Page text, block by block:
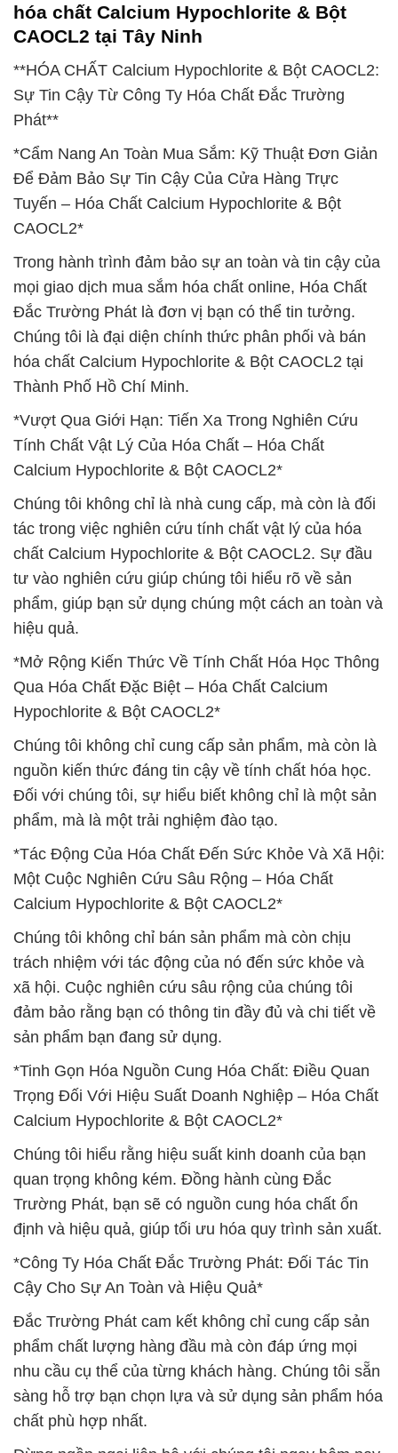
hóa chất Calcium Hypochlorite & Bột
CAOCL2 tại Tây Ninh
**HÓA CHẤT Calcium Hypochlorite & Bột CAOCL2:
Sự Tin Cậy Từ Công Ty Hóa Chất Đắc Trường
Phát**
*Cẩm Nang An Toàn Mua Sắm: Kỹ Thuật Đơn Giản
Để Đảm Bảo Sự Tin Cậy Của Cửa Hàng Trực
Tuyến – Hóa Chất Calcium Hypochlorite & Bột
CAOCL2*
Trong hành trình đảm bảo sự an toàn và tin cậy của
mọi giao dịch mua sắm hóa chất online, Hóa Chất
Đắc Trường Phát là đơn vị bạn có thể tin tưởng.
Chúng tôi là đại diện chính thức phân phối và bán
hóa chất Calcium Hypochlorite & Bột CAOCL2 tại
Thành Phố Hồ Chí Minh.
*Vượt Qua Giới Hạn: Tiến Xa Trong Nghiên Cứu
Tính Chất Vật Lý Của Hóa Chất – Hóa Chất
Calcium Hypochlorite & Bột CAOCL2*
Chúng tôi không chỉ là nhà cung cấp, mà còn là đối
tác trong việc nghiên cứu tính chất vật lý của hóa
chất Calcium Hypochlorite & Bột CAOCL2. Sự đầu
tư vào nghiên cứu giúp chúng tôi hiểu rõ về sản
phẩm, giúp bạn sử dụng chúng một cách an toàn và
hiệu quả.
*Mở Rộng Kiến Thức Về Tính Chất Hóa Học Thông
Qua Hóa Chất Đặc Biệt – Hóa Chất Calcium
Hypochlorite & Bột CAOCL2*
Chúng tôi không chỉ cung cấp sản phẩm, mà còn là
nguồn kiến thức đáng tin cậy về tính chất hóa học.
Đối với chúng tôi, sự hiểu biết không chỉ là một sản
phẩm, mà là một trải nghiệm đào tạo.
*Tác Động Của Hóa Chất Đến Sức Khỏe Và Xã Hội:
Một Cuộc Nghiên Cứu Sâu Rộng – Hóa Chất
Calcium Hypochlorite & Bột CAOCL2*
Chúng tôi không chỉ bán sản phẩm mà còn chịu
trách nhiệm với tác động của nó đến sức khỏe và
xã hội. Cuộc nghiên cứu sâu rộng của chúng tôi
đảm bảo rằng bạn có thông tin đầy đủ và chi tiết về
sản phẩm bạn đang sử dụng.
*Tinh Gọn Hóa Nguồn Cung Hóa Chất: Điều Quan
Trọng Đối Với Hiệu Suất Doanh Nghiệp – Hóa Chất
Calcium Hypochlorite & Bột CAOCL2*
Chúng tôi hiểu rằng hiệu suất kinh doanh của bạn
quan trọng không kém. Đồng hành cùng Đắc
Trường Phát, bạn sẽ có nguồn cung hóa chất ổn
định và hiệu quả, giúp tối ưu hóa quy trình sản xuất.
*Công Ty Hóa Chất Đắc Trường Phát: Đối Tác Tin
Cậy Cho Sự An Toàn và Hiệu Quả*
Đắc Trường Phát cam kết không chỉ cung cấp sản
phẩm chất lượng hàng đầu mà còn đáp ứng mọi
nhu cầu cụ thể của từng khách hàng. Chúng tôi sẵn
sàng hỗ trợ bạn chọn lựa và sử dụng sản phẩm hóa
chất phù hợp nhất.